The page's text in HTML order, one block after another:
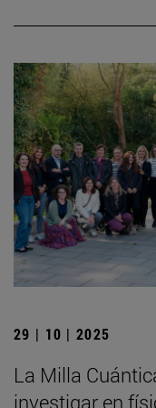
29 | 10 | 2025
La Milla
investigar en